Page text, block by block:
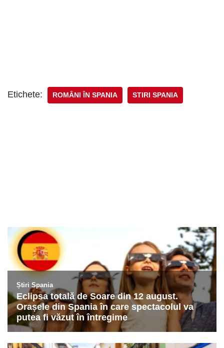
Etichete: ROMÂNI ÎN SPANIA STIRI SPANIA